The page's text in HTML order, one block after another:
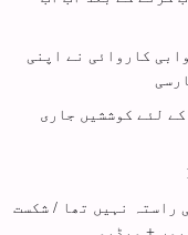
کاروائی نے اپنی
لئے کوششیں جاری
راستہ نہیں تھا / شکست